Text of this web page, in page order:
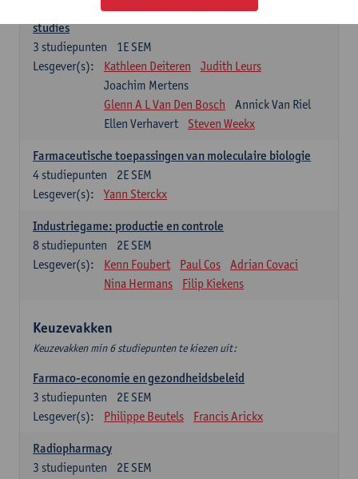
Klinische biologie en opzetten en evalueren van klinische
studies
1E SEM
3 studiepunten
Lesgever(s):
Kathleen Deiteren
Judith Leurs
Joachim Mertens
Glenn A L Van Den Bosch
Annick Van Riel
Ellen Verhavert
Steven Weekx
Farmaceutische toepassingen van moleculaire biologie
2E SEM
4studiepunten
Lesgever(s):
Yann Sterckx
Industriegame: productie en controle
2E SEM
8studiepunten
Lesgever(s):
Kenn Foubert Paul Cos
Adrian Covaci
Nina Hermans
Filip Kiekens
Keuzevakken
Keuzevakken min 6 studiepunten te kiezen uit:
Farmaco-economie en gezondheidsbeleid
2E SEM
3 studiepunten
Lesgever(s):
Philippe Beutels Francis Arickx
Radiopharmacy
2E SEM
3 studiepunten